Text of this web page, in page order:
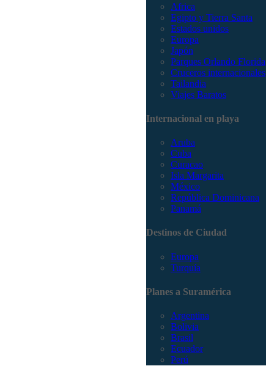
Africa
Egipto y Tierra Santa
Estados unidos
Europa
Japón
Parques Orlando Florida
Cruceros internacionales
Tailandia
Viajes Baratos
Internacional en playa
Aruba
Cuba
Curacao
Isla Margarita
México
República Dominicana
Panamá
Destinos de Ciudad
Europa
Turquía
Planes a Suramérica
Argentina
Bolivia
Brasil
Ecuador
Perú